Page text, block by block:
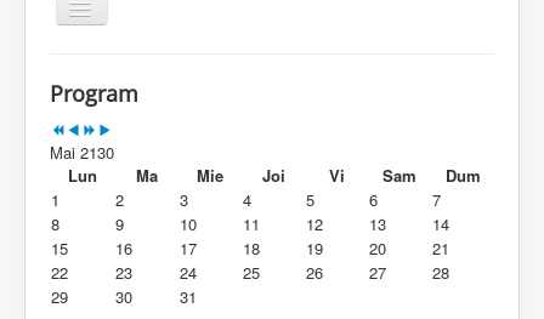
Duhovnicesti
Servicii religioase
Alte legaturi
Biblioteca Parohiei
Program
Mai 2130
Lun
Ma Mie Joi Vi Sam
Dum
1
2 3 4 5 6
7
8
9 10 11 12 13
14
15
16 17 18 19 20
21
22
23 24 25 26 27
28
29
30 31